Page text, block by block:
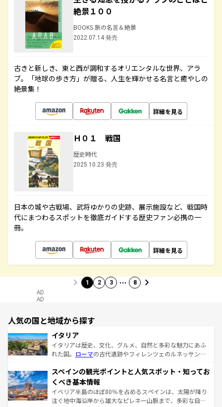
絶景１００
BOOKS 旅の名言＆絶景
2022.07.14 発売
古きと新しき、東と西が調和するオリエンタルな世界、アラ
ブ。「地球の歩き方」が贈る、人生を輝かせる名言と癒やしの
絶景集！
詳細を見る
Ｈ０１ 戦国
歴史時代
2025.10.23 発売
日本の城や古戦場、武将ゆかりの史跡、展示施設など、戦国時
代にまつわるスポットを徹底ガイドする歴史ファン必携の一
冊。
詳細を見る
1 2 3 … 8
AD
AD
人気の国と地域から探す
イタリア
イタリアは歴史、文化、グルメ、自然と多彩な魅力にあふ
れた国。 ローマの古代遺跡やフィレンツェのルネッサンス
ろん、トスカーナの美しい田園風景やアマルフィ海岸の絶
景など、自然景観も見逃せない。観光の合間には、本場の
ピザやパスタなど、絶品のイタリア料理を堪能することも
できる。朝目覚めてから夜眠るまで、すべての瞬間を楽し
スペインの観光ポイントと人気スポット・知ってお
くべき基本情報
イベリア半島のほぼ80％を占めるスペインは、太陽が降り
注ぐ地中海沿岸から雄大なピレネー山脈まで、多彩な自然